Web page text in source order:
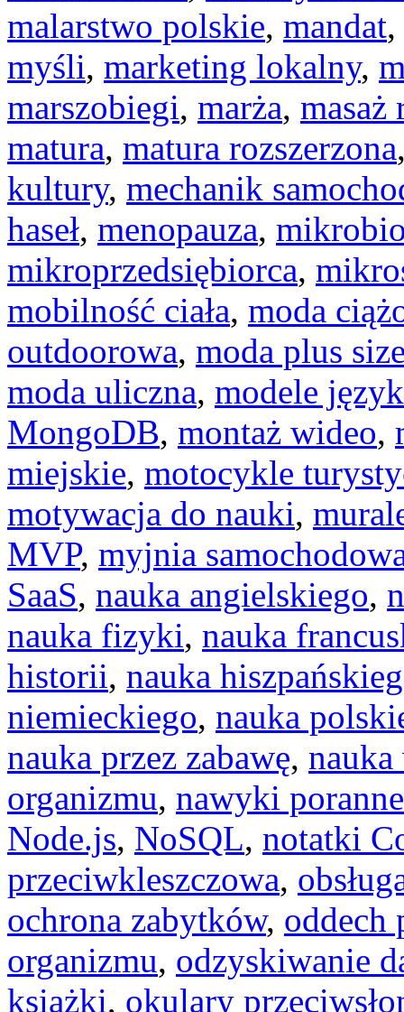
malarstwo polskie, mandat,
myśli, marketing lokalny,
marszobiegi, marża, masaż
matura, matura rozszerzona
kultury, mechanik
haseł, menopauza,
mikroprzedsiębiorca,
mobilność ciała, moda
outdoorowa, moda plus
moda uliczna, modele
MongoDB, montaż wideo,
miejskie, motocykle
motywacja do nauki,
MVP, myjnia
SaaS, nauka angielskiego,
nauka fizyki, nauka
historii, nauka
niemieckiego, nauka
nauka przez zabawę, nauka
organizmu, nawyki poranne
Node.js, NoSQL, notatki
przeciwkleszczowa,
ochrona zabytków, oddech
organizmu, odzyskiwanie
książki, okulary